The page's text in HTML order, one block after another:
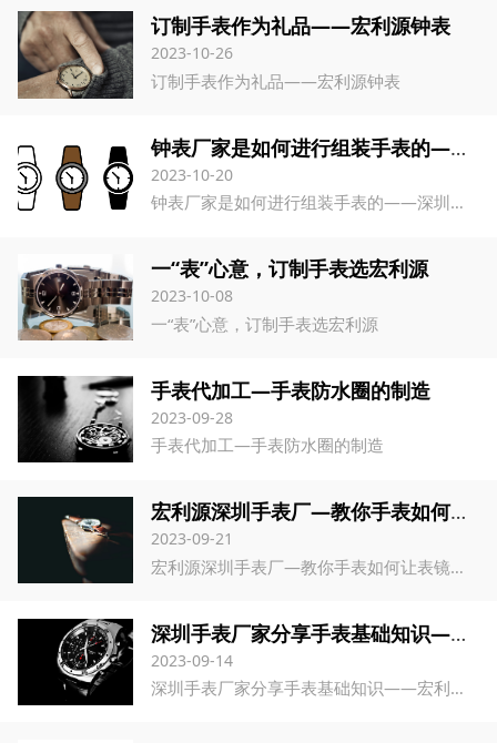
订制手表作为礼品——宏利源钟表
2023-10-26
订制手表作为礼品——宏利源钟表
钟表厂家是如何进行组装手表的——深圳宏利源钟表
2023-10-20
钟表厂家是如何进行组装手表的——深圳宏利源钟表
一“表”心意，订制手表选宏利源
2023-10-08
一“表”心意，订制手表选宏利源
手表代加工—手表防水圈的制造
2023-09-28
手表代加工—手表防水圈的制造
宏利源深圳手表厂—教你手表如何让表镜怎么抛光
2023-09-21
宏利源深圳手表厂—教你手表如何让表镜怎么抛光
深圳手表厂家分享手表基础知识——宏利源钟表
2023-09-14
深圳手表厂家分享手表基础知识——宏利源钟表